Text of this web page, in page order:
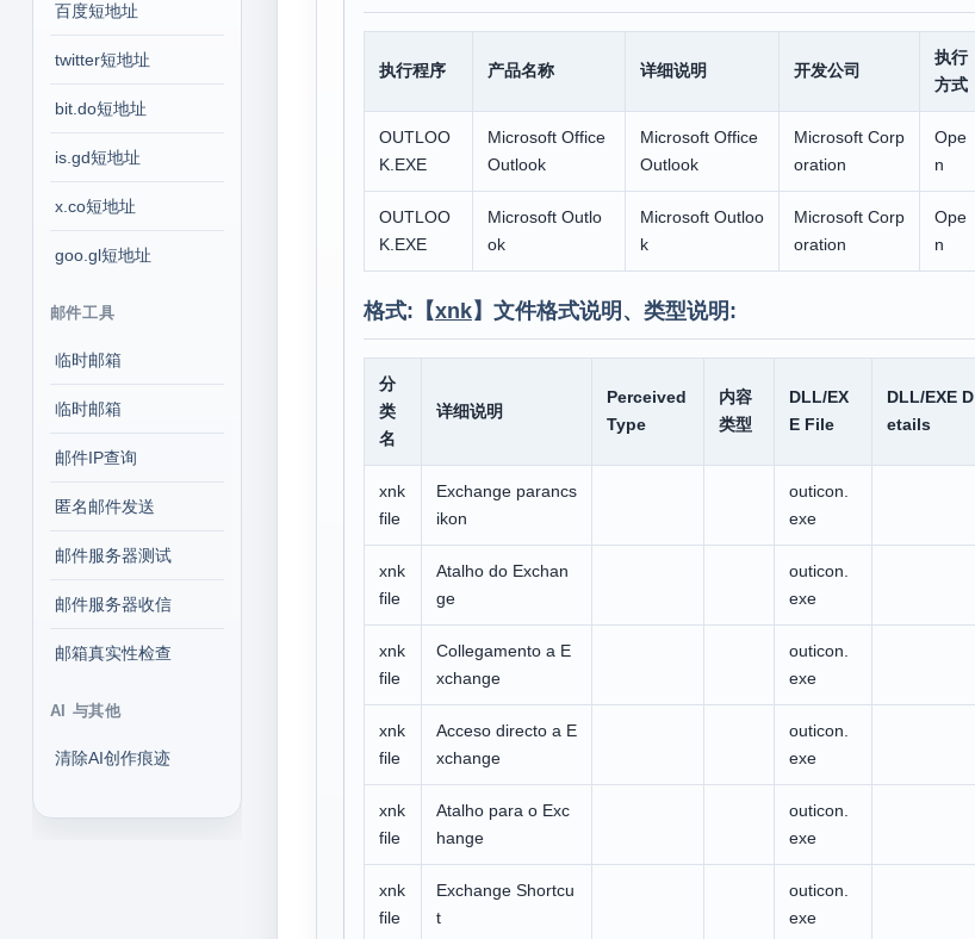
百度短地址
twitter短地址
bit.do短地址
is.gd短地址
x.co短地址
goo.gl短地址
邮件工具
临时邮箱
临时邮箱
邮件IP查询
匿名邮件发送
邮件服务器测试
邮件服务器收信
邮箱真实性检查
AI 与其他
清除AI创作痕迹
执行程序 产品名称 详细说明 开发公司
执行
方式
OUTLOO
K.EXE
Microsoft Office
Outlook
Microsoft Office
Outlook
Microsoft Corp
oration
Ope
n
OUTLOO
K.EXE
Microsoft Outlo
ok
Microsoft Outloo
k
Microsoft Corp
oration
Ope
n
格式:【xnk】文件格式说明、类型说明:
分
类
名
详细说明
Perceived
Type
内容
类型
DLL/EX
E File
DLL/EXE D
etails
xnk
file
Exchange parancs
ikon
outicon.
exe
xnk
file
Atalho do Exchan
ge
outicon.
exe
xnk
file
Collegamento a E
xchange
outicon.
exe
xnk
file
Acceso directo a E
xchange
outicon.
exe
xnk
file
Atalho para o Exc
hange
outicon.
exe
xnk
file
Exchange Shortcu
t
outicon.
exe